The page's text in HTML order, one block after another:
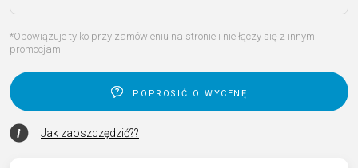
*Obowiązuje tylko przy zamówieniu na stronie i nie łączy się z innymi
promocjami
poprosić o wycenę
Jak zaoszczędzić??